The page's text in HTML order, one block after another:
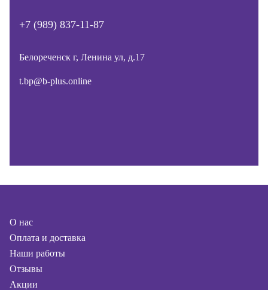
+7 (989) 837-11-87
Белореченск г, Ленина ул, д.17
t.bp@b-plus.online
О нас
Оплата и доставка
Наши работы
Отзывы
Акции